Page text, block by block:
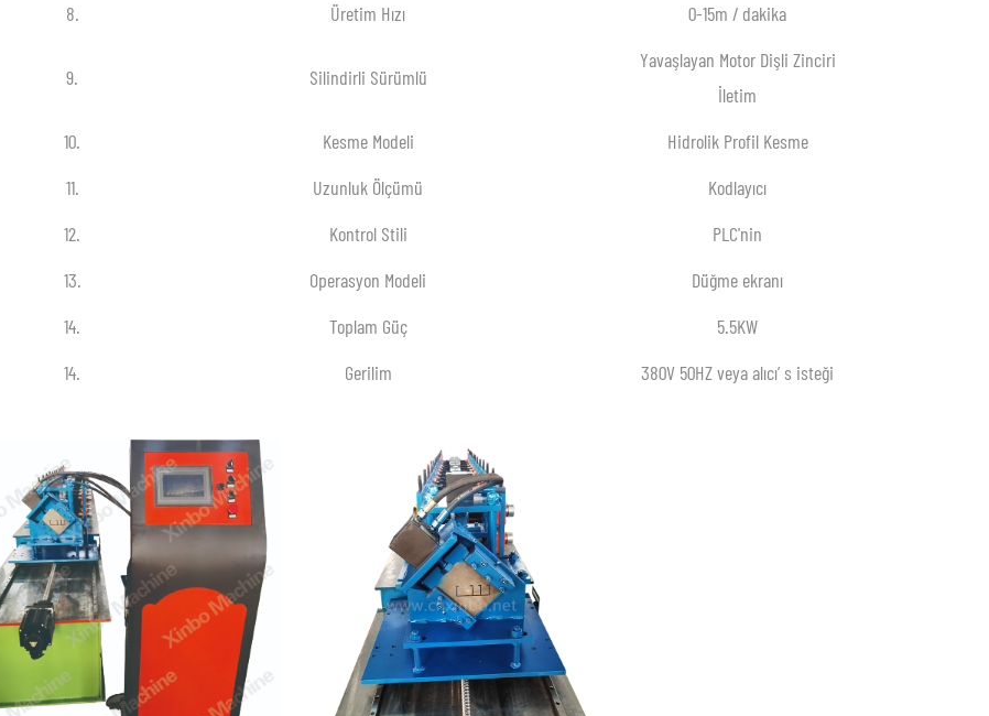
8.
Üretim Hızı 0-15m / dakika
9. Silindirli Sürümlü
Yavaşlayan Motor Dişli Zinciri
İletim
10.
Kesme Modeli
Hidrolik Profil Kesme
11.
Uzunluk Ölçümü
Kodlayıcı
12.
Kontrol Stili
PLC'nin
13.
Operasyon Modeli
Düğme ekranı
14.
Toplam Güç
5.5KW
14.
Gerilim 380V 50HZ veya alıcı’ s isteği